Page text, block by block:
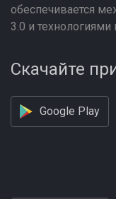
обеспечивается
3.0 и
Скачайте
Google Play